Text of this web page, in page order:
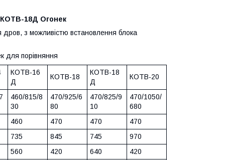
КОТВ-18Д Огонек
з можливістю встановлення блока
для порівняння
КОТВ-16
Д
КОТВ-18
КОТВ-18
Д
КОТВ-20
460/815/8
30
470/925/6
80
470/825/9
10
470/1050/
680
460 470 470
470
735 845 745
970
560 420 640 420